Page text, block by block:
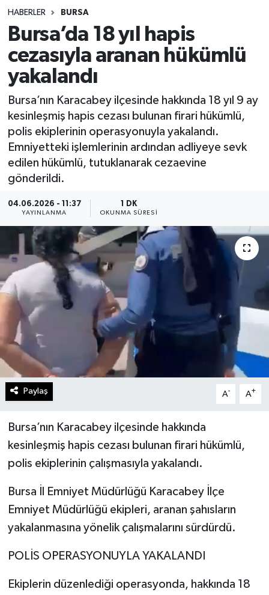
HABERLER BURSA
Bursa’da 18 yıl hapis
cezasıyla aranan hükümlü
yakalandı
Bursa’nın Karacabey ilçesinde hakkında 18 yıl 9 ay
kesinleşmiş hapis cezası bulunan firari hükümlü,
polis ekiplerinin operasyonuyla yakalandı.
Emniyetteki işlemlerinin ardından adliyeye sevk
edilen hükümlü, tutuklanarak cezaevine
gönderildi.
04.06.2026 - 11:37
YAYINLANMA
1 DK
OKUNMA SÜRESI
Paylaş A- A+
Bursa’nın Karacabey ilçesinde hakkında
kesinleşmiş hapis cezası bulunan firari hükümlü,
polis ekiplerinin çalışmasıyla yakalandı.
Bursa İl Emniyet Müdürlüğü Karacabey İlçe
Emniyet Müdürlüğü ekipleri, aranan şahısların
yakalanmasına yönelik çalışmalarını sürdürdü.
POLİS OPERASYONUYLA YAKALANDI
Ekiplerin düzenlediği operasyonda, hakkında 18
Spor
Teknoloji
Yaşam